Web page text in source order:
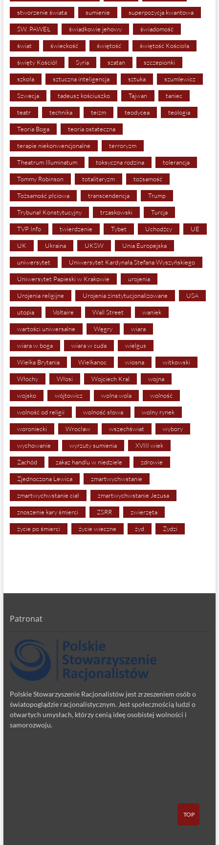
stworzenie świata sumienie superpozycja kwantowa
ŚW. PAWEŁ świadkowie jehowy świadomość
świat świeckość świętość świętość Kościoła
święty Kościół Syria szatan szczepionki
szkoła sztuczna inteligencja sztuka szumlewicz
Szwecja tadeusz kościuszko Tajwan taniec
teatr technika teizm teodycea teologia
Teoria Boga teoria ostateczna
terapie niekonwencjonalne terroryzm
Theatrum Illuminatum toksyczna rodzina tolerancja
Tommy Robinson totalitaryzm tożsamość
Tożsamość płciowa transcendencja Trump
Trybunał Konstytucyjny trzaskowski Turcja
TVP Info twierdzenie Tybet Uchodźcy UE
UK Ukraina UKSW Unia Europejska
uniwersytet Uniwersytet Kardynała Stefana Wyszyńskiego
Uniwersytet Papieski w Krakowie urojenia
Urojenia religijne Urojenia zinstytucjonalizowane USA
utopia Voltaire Wall Street waniek
wartości uniwersalne Węgry wiara
wiara w boga wiara w cuda wielgus
Wielka Brytania Wielkanoc wiosna witkowski
Włochy Włosi Wojciech Kral wojna
wojsko wójtowicz wolna wola wolność
wolność od religii wolność słowa wolny rynek
woroniecki Wrocław wszechświat wybory
wychowanie wyrzuty sumienia XVIII wiek
Zachód zakaz handlu w niedziele zdrowie
Zjednoczona Lewica zmartwychwstanie
zmartwychwstanie ciał zmartwychwstanie Jezusa
znoszenie kary śmierci ZSRR zwierzęta
życie po śmierci życie wieczne żyd Żydzi
Patronat
Polskie Stowarzyszenie Racjonalistów jest zrzeszeniem osób o
światopoglądzie racjonalistycznym. Jest społecznością ludzi o
otwartych umysłach, którzy cenią ideę osobistej wolności i
samorozwoju.
TOP